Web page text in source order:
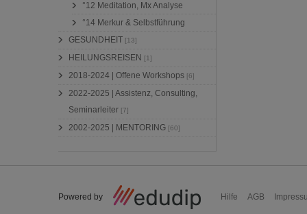
°12 Meditation, Mx Analyse
°14 Merkur & Selbstführung
GESUNDHEIT [13]
HEILUNGSREISEN [1]
2018-2024 | Offene Workshops [6]
2022-2025 | Assistenz, Consulting,
Seminarleiter [7]
2002-2025 | MENTORING [60]
Powered by AGB
Hilfe